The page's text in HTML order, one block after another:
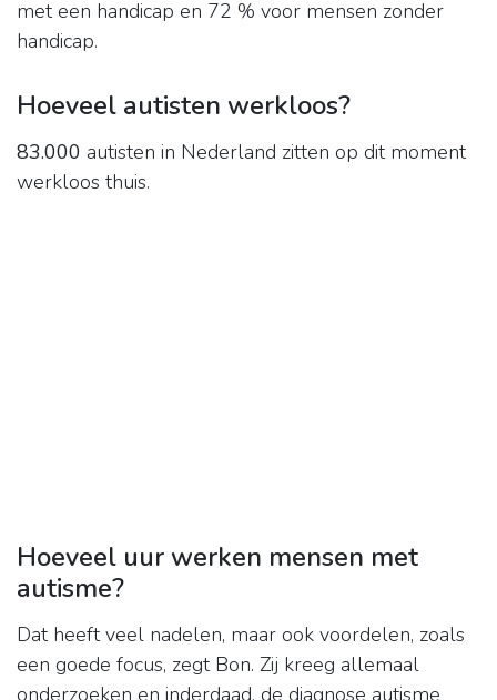
met een handicap en 72 % voor mensen zonder
handicap.
Hoeveel autisten werkloos?
83.000 autisten in Nederland zitten op dit moment
werkloos thuis.
Hoeveel uur werken mensen met
autisme?
Dat heeft veel nadelen, maar ook voordelen, zoals
een goede focus, zegt Bon. Zij kreeg allemaal
onderzoeken en inderdaad, de diagnose autisme